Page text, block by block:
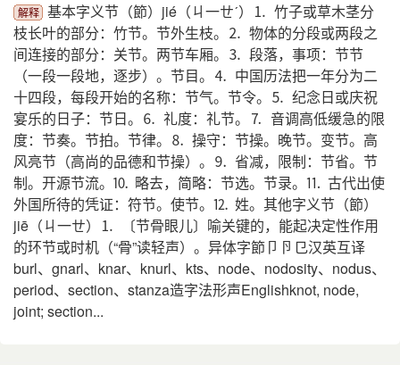
解释 基本字义节（節）jié（ㄐ一ㄝˊ）⒈ 竹子或草木茎分
枝长叶的部分：竹节。节外生枝。⒉ 物体的分段或两段之
间连接的部分：关节。两节车厢。⒊ 段落，事项：节节
（一段一段地，逐步）。节目。⒋ 中国历法把一年分为二
十四段，每段开始的名称：节气。节令。⒌ 纪念日或庆祝
宴乐的日子：节日。⒍ 礼度：礼节。⒎ 音调高低缓急的限
度：节奏。节拍。节律。⒏ 操守：节操。晚节。变节。高
风亮节（高尚的品德和节操）。⒐ 省减，限制：节省。节
制。开源节流。⒑ 略去，简略：节选。节录。⒒ 古代出使
外国所待的凭证：符节。使节。⒓ 姓。其他字义节（節）
jiē（ㄐ一ㄝ）⒈ 〔节骨眼儿〕喻关键的，能起决定性作用
的环节或时机（“骨”读轻声）。异体字節卩卪㔾汉英互译
burl、gnarl、knar、knurl、kts、node、nodosity、nodus、
period、section、stanza造字法形声Englishknot, node,
joint; section...